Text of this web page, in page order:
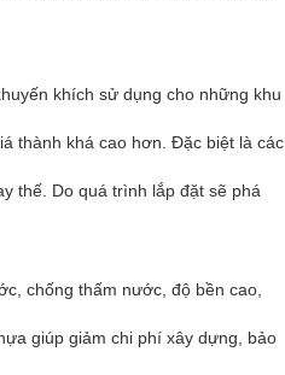
khích sử dụng cho những khu
thành khá cao hơn. Đặc biệt là các
thế. Do quá trình lắp đặt sẽ phá
chống thấm nước, độ bền cao,
giúp giảm chi phí xây dựng, bảo